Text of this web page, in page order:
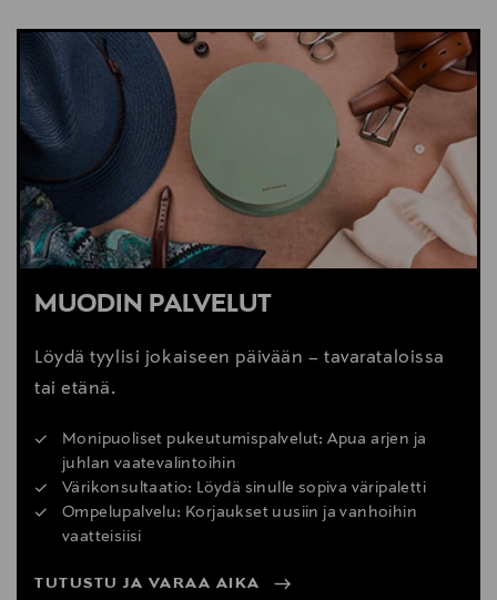
MUODIN PALVELUT
Löydä tyylisi jokaiseen päivään – tavarataloissa
tai etänä.
Monipuoliset pukeutumispalvelut: Apua arjen ja
juhlan vaatevalintoihin
Värikonsultaatio: Löydä sinulle sopiva väripaletti
Ompelupalvelu: Korjaukset uusiin ja vanhoihin
vaatteisiisi
TUTUSTU JA VARAA AIKA